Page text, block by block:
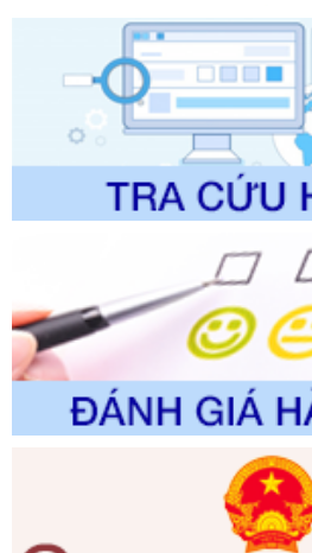
Số kí hiệu:2304/QĐ-UBND
Tên: Quyết định công bố Danh
được sửa đổi, bổ sung và phê
trình điện tử giải quyết thủ tục
lịch thuộc phạm vi chức năng quản
thao và Du lịch
Ngày ban hành: 01/06/2026
Số kí hiệu:2310/QĐ-UBND
Tên: Về việc công bố Danh mục
đổi, bổ sung và phê duyệt Quy
trong giải quyết thủtục hành chính
thuộc phạm vi giải quyết của Sở
trường
Ngày ban hành: 01/06/2026
Số kí hiệu:2300/QĐ-UBND
Tên: V/v công bố danh mục thủ
đổi, bổ sung và phê duyệt quy trình
giải quyết thủ tục hành chính trong
phạm vi chức năng quản lý của Sở
Ngày ban hành: 01/06/2026